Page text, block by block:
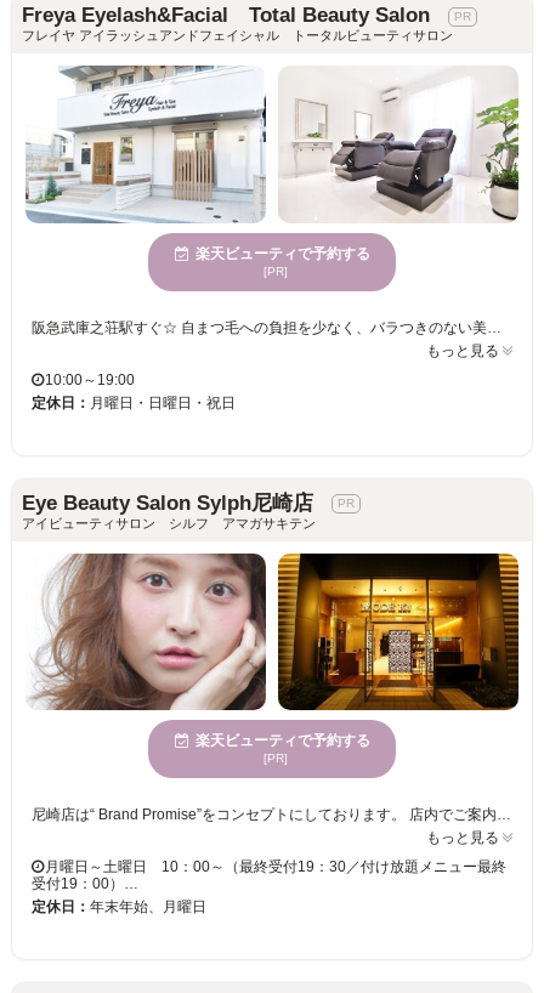
Freya Eyelash&Facial Total Beauty Salon
フレイヤ アイラッシュアンドフェイシャル トータルビューティサロン
楽天ビューティで予約する
[PR]
もっと見る
10:00～19:00
定休日： 月曜日・日曜日・祝日
Eye Beauty Salon Sylph尼崎店
アイビューティサロン シルフ アマガサキテン
楽天ビューティで予約する
[PR]
尼崎店は“ Brand Promise”をコンセプトにしております。 店内でご案内している8つの“ Brand Promise ”が、お客様とわたしたちの架け橋となり、 わたしたちはお客様の美のパートナーとして、信頼して頂ける存在を目指します。 まつげエクステで最も人気の高い材質エクステを使用☆ナチュラル派さんには両目80本から100本を♪ボリューム派さんには付けたいだけ付けることのできる本数無制限クーポンがオススメ♪女優さんやモデルさんに人気のデザインもココなら叶う☆美容師免許＆アイラッシュ、まつげパーマ、眉デザインのディプロマを持つプロフェッショナルが施術！！ 新しくネイルmenuも開始♪
もっと見る
月曜日～土曜日 10：00～（最終受付19：30／付け放題メニュー最終
受付19：00）…
定休日： 年末年始、月曜日